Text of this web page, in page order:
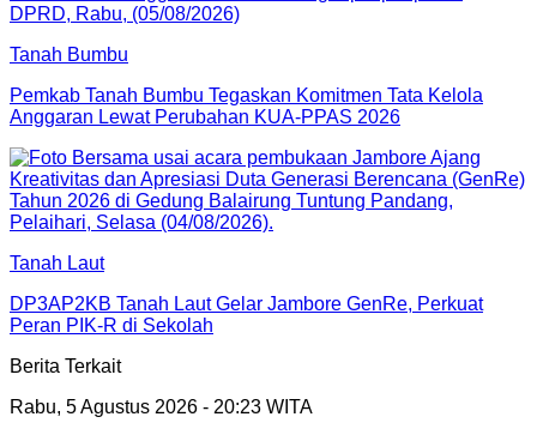
Tanah Bumbu
Pemkab Tanah Bumbu Tegaskan Komitmen Tata Kelola
Anggaran Lewat Perubahan KUA-PPAS 2026
Tanah Laut
DP3AP2KB Tanah Laut Gelar Jambore GenRe, Perkuat
Peran PIK-R di Sekolah
Berita Terkait
Rabu, 5 Agustus 2026 - 20:23 WITA